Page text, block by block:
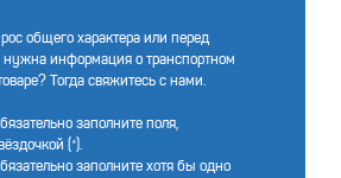
общего характера или перед
информация о транспортном
Тогда свяжитесь с нами.
заполните поля,
(*).
заполните хотя бы одно